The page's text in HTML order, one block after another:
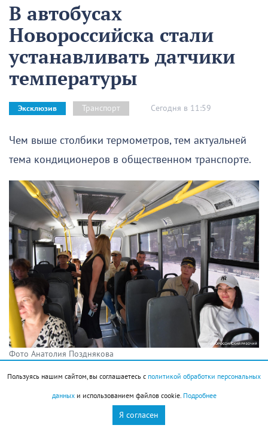
В автобусах
Новороссийска стали
устанавливать датчики
температуры
Эксклюзив Транспорт Сегодня в 11:59
Чем выше столбики термометров, тем актуальней
тема кондиционеров в общественном транспорте.
Фото Анатолия Позднякова
Согласитесь, что такие понятия как «душно»,
Пользуясь нашим сайтом, вы соглашаетесь с политикой обработки персональных
данныхи использованием файлов cookie. Подробнее
Я согласен